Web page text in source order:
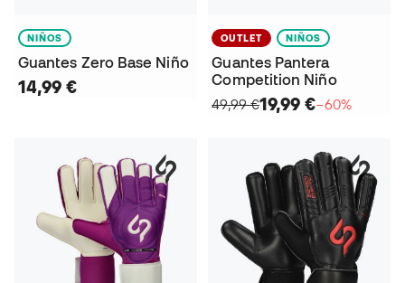
NIÑOS
Guantes Zero Base Niño
14,99 €
OUTLET NIÑOS
Guantes Pantera
Competition Niño
49,99 €19,99 €−60%